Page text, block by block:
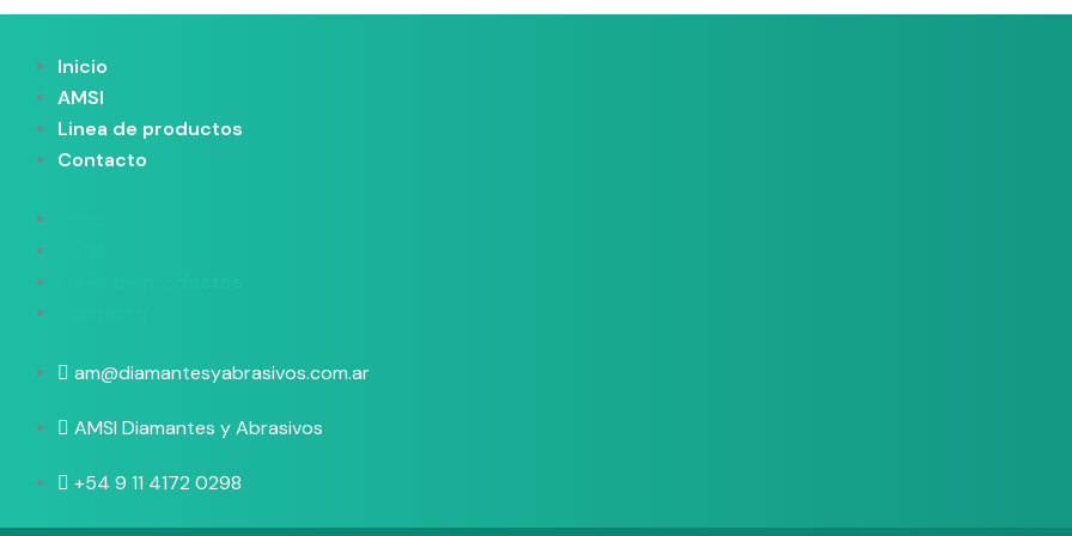
Inicio
AMSI
Linea de productos
Contacto
am@diamantesyabrasivos.com.ar
AMSI Diamantes y Abrasivos
+54 9 11 4172 0298